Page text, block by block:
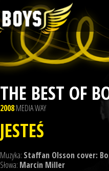
THE BEST OF
2008MEDIA WAY
JESTEŚ
Muzyka: Staffan Olsson cover:
Słowa: Marcin Miller